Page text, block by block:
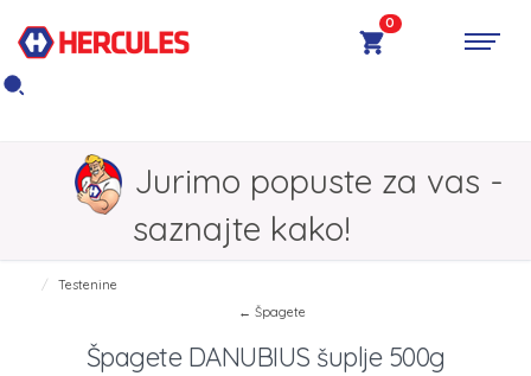
0
Jurimo popuste za vas -
saznajte kako!
Testenine
← Špagete
Špagete DANUBIUS šuplje 500g